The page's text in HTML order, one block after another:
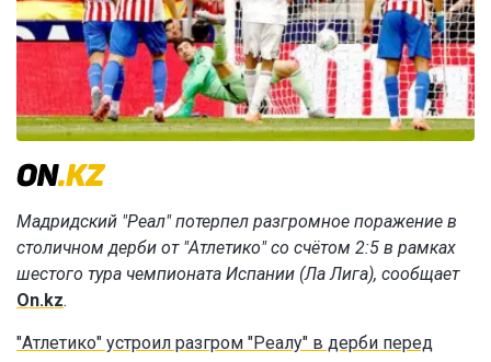
Мадридский "Реал" потерпел разгромное поражение в
столичном дерби от "Атлетико" со счётом 2:5 в рамках
шестого тура чемпионата Испании (Ла Лига), сообщает
On.kz.
"Атлетико" устроил разгром "Реалу" в дерби перед